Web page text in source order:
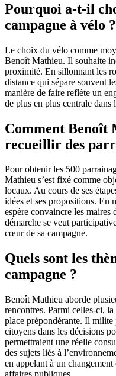
Pourquoi a-t-il
campagne à vélo ?
Le choix du vélo comme
Benoît Mathieu. Il souhaite
proximité. En sillonnant les
distance qui sépare souvent
manière de faire reflète un
de plus en plus centrale
Comment Benoît
recueillir des
Pour obtenir les 500
Mathieu s’est fixé comme
locaux. Au cours de ses
idées et ses propositions. En
espère convaincre les maires
démarche se veut
cœur de sa campagne.
Quels sont les
campagne ?
Benoît Mathieu aborde
rencontres. Parmi celles-ci,
place prépondérante. Il
citoyens dans les décisions
permettraient une réelle
des sujets liés à
en appelant à un